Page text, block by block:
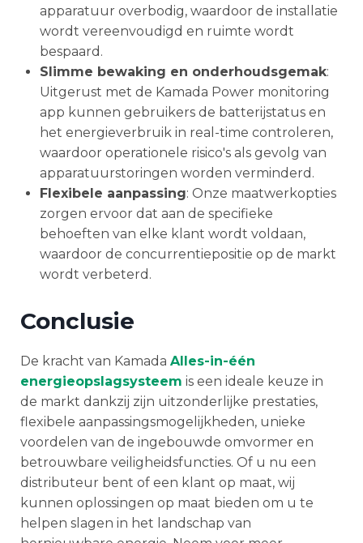
apparatuur overbodig, waardoor de installatie
wordt vereenvoudigd en ruimte wordt
bespaard.
Slimme bewaking en onderhoudsgemak:
Uitgerust met de Kamada Power monitoring
app kunnen gebruikers de batterijstatus en
het energieverbruik in real-time controleren,
waardoor operationele risico's als gevolg van
apparatuurstoringen worden verminderd.
Flexibele aanpassing: Onze maatwerkopties
zorgen ervoor dat aan de specifieke
behoeften van elke klant wordt voldaan,
waardoor de concurrentiepositie op de markt
wordt verbeterd.
Conclusie
De kracht van Kamada Alles-in-één
energieopslagsysteem is een ideale keuze in
de markt dankzij zijn uitzonderlijke prestaties,
flexibele aanpassingsmogelijkheden, unieke
voordelen van de ingebouwde omvormer en
betrouwbare veiligheidsfuncties. Of u nu een
distributeur bent of een klant op maat, wij
kunnen oplossingen op maat bieden om u te
helpen slagen in het landschap van